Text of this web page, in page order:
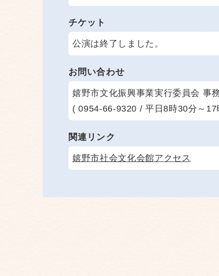
チケット
公演は終了しました。
お問い合わせ
嬉野市文化振興事業実行委員会 事
( 0954-66-9320 / 平日8時30分～
関連リンク
嬉野市社会文化会館アクセス